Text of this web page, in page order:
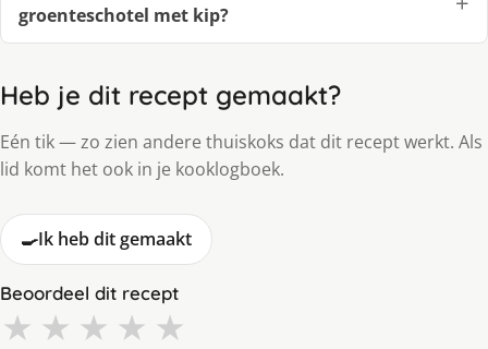
groenteschotel met kip?
Heb je dit recept gemaakt?
Eén tik — zo zien andere thuiskoks dat dit recept werkt. Als
lid komt het ook in je kooklogboek.
🍳Ik heb dit gemaakt
Beoordeel dit recept
★ ★ ★ ★ ★